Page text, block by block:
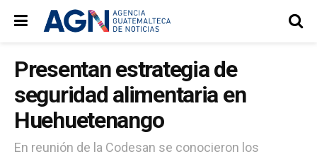
Presentan estrategia de
seguridad alimentaria en
Huehuetenango
En reunión de la Codesan se conocieron los